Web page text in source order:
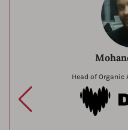
Head of Organic